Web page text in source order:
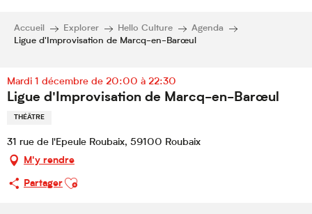
Accueil Explorer Hello Culture
Agenda
Ligue d'Improvisation de Marcq-en-Barœul
Mardi 1 décembre de 20:00 à 22:30
Ligue d'Improvisation de Marcq-en-Barœul
THÉÂTRE
31 rue de l'Epeule Roubaix, 59100 Roubaix
M'y rendre
Partager
Ajouter aux favoris